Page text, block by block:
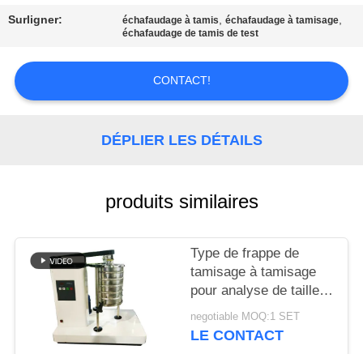
CONTACTER
UN DEVIS
SITE
PRIVACY
POLICY
Surligner: échafaudage à tamis,échafaudage à tamisage,
échafaudage de tamis de test
CONTACT!
DÉPLIER LES DÉTAILS
produits similaires
Type de frappe de
tamisage à tamisage
pour analyse de taille
de particules en
laboratoire
negotiable MOQ:1 SET
LE CONTACT